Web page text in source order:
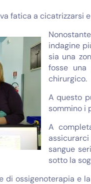
fatica a cicatrizzarsi
indagine
sia una
fosse
chirurgico.
A questo
sommino i
A
sangue
sotto la
di ossigenoterapia e